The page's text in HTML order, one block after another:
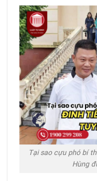
Tại sao cựu phó bí
Hùng